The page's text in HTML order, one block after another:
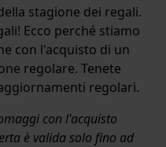
stagione dei regali.
Ecco perché stiamo
con l'acquisto di un
regolare. Tenete
regolari.
con l'acquisto
è valida solo fino ad